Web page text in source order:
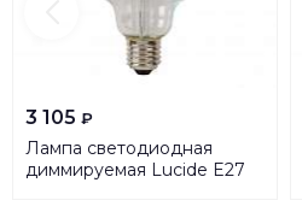
3 105 ₽
Лампа светодиодная
диммируемая Lucide E27